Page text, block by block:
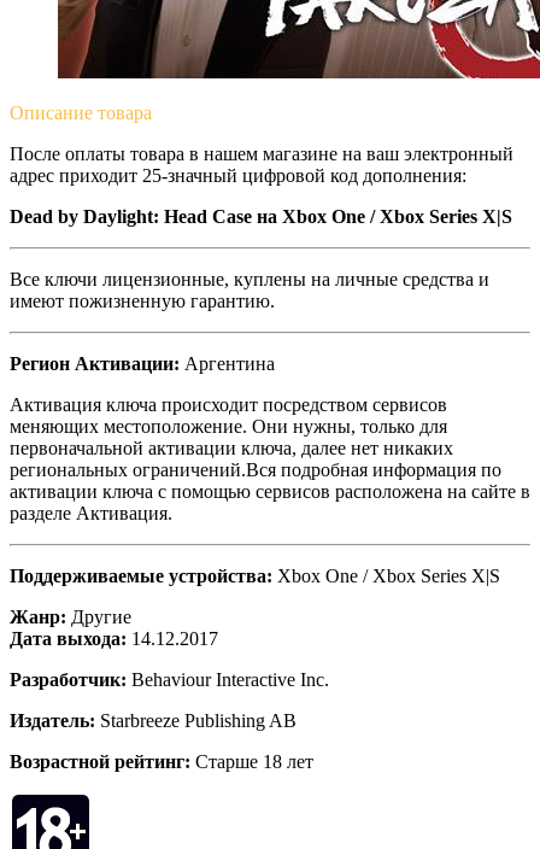
Описание товара
После оплаты товара в нашем магазине на ваш электронный
адрес приходит 25-значный цифровой код дополнения:
Dead by Daylight: Head Case на Xbox One / Xbox Series X|S
Все ключи лицензионные, куплены на личные средства и
имеют пожизненную гарантию.
Регион Активации: Аргентина
Активация ключа происходит посредством сервисов
меняющих местоположение. Они нужны, только для
первоначальной активации ключа, далее нет никаких
региональных ограничений.Вся подробная информация по
активации ключа с помощью сервисов расположена на сайте в
разделе Активация.
Поддерживаемые устройства: Xbox One / Xbox Series X|S
Жанр: Другие
Дата выхода: 14.12.2017
Разработчик: Behaviour Interactive Inc.
Издатель: Starbreeze Publishing AB
Возрастной рейтинг: Старше 18 лет